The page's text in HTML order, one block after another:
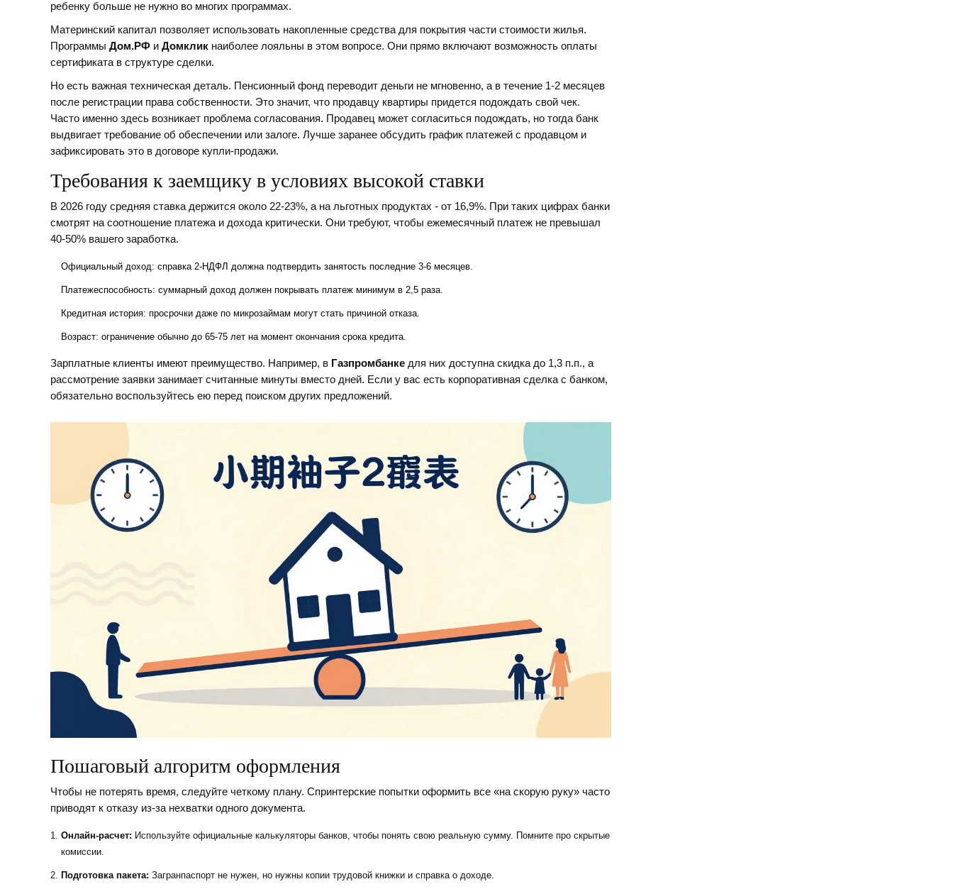
ребенку больше не нужно во многих программах.
Материнский капитал позволяет использовать накопленные средства для покрытия части стоимости жилья.
Программы Дом.РФ и Домклик наиболее лояльны в этом вопросе. Они прямо включают возможность оплаты
сертификата в структуре сделки.
Но есть важная техническая деталь. Пенсионный фонд переводит деньги не мгновенно, а в течение 1-2 месяцев
после регистрации права собственности. Это значит, что продавцу квартиры придется подождать свой чек.
Часто именно здесь возникает проблема согласования. Продавец может согласиться подождать, но тогда банк
выдвигает требование об обеспечении или залоге. Лучше заранее обсудить график платежей с продавцом и
зафиксировать это в договоре купли-продажи.
Требования к заемщику в условиях высокой ставки
В 2026 году средняя ставка держится около 22-23%, а на льготных продуктах - от 16,9%. При таких цифрах банки
смотрят на соотношение платежа и дохода критически. Они требуют, чтобы ежемесячный платеж не превышал
40-50% вашего заработка.
Официальный доход: справка 2-НДФЛ должна подтвердить занятость последние 3-6 месяцев.
Платежеспособность: суммарный доход должен покрывать платеж минимум в 2,5 раза.
Кредитная история: просрочки даже по микрозаймам могут стать причиной отказа.
Возраст: ограничение обычно до 65-75 лет на момент окончания срока кредита.
Зарплатные клиенты имеют преимущество. Например, в Газпромбанке для них доступна скидка до 1,3 п.п., а
рассмотрение заявки занимает считанные минуты вместо дней. Если у вас есть корпоративная сделка с банком,
обязательно воспользуйтесь ею перед поиском других предложений.
Пошаговый алгоритм оформления
Чтобы не потерять время, следуйте четкому плану. Спринтерские попытки оформить все «на скорую руку» часто
приводят к отказу из-за нехватки одного документа.
Онлайн-расчет: Используйте официальные калькуляторы банков, чтобы понять свою реальную сумму. Помните про скрытые
комиссии.
Подготовка пакета: Загранпаспорт не нужен, но нужны копии трудовой книжки и справка о доходе.